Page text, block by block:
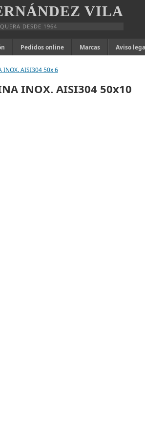
VILA
DESDE 1964
Pedidos online Marcas Aviso
INOX. AISI304 50x 6
INOX. AISI304 50x10
flexibles